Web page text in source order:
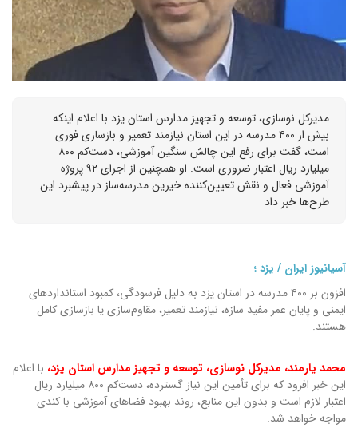
مدیرکل نوسازی، توسعه و تجهیز مدارس استان یزد با اعلام اینکه
بیش از ۴۰۰ مدرسه در این استان نیازمند تعمیر و بازسازی فوری
است، گفت برای رفع این چالش سنگین آموزشی، دست‌کم ۸۰۰
میلیارد ریال اعتبار ضروری است. او همچنین از اجرای ۹۲ پروژه
آموزشی فعال و نقش تعیین‌کننده خیرین مدرسه‌ساز در پیشبرد این
طرح‌ها خبر داد
آسیانیوز ایران / یزد ؛
افزون بر ۴۰۰ مدرسه در استان یزد به دلیل فرسودگی، کمبود استانداردهای
ایمنی و پایان عمر مفید سازه، نیازمند تعمیر، مقاوم‌سازی یا بازسازی کامل
هستند.
محمد یارمند، مدیرکل نوسازی، توسعه و تجهیز مدارس استان یزد، با اعلام
این خبر افزود که برای تأمین این نیاز گسترده، دست‌کم ۸۰۰ میلیارد ریال
اعتبار لازم است و بدون این منابع، روند بهبود فضاهای آموزشی با کندی
مواجه خواهد شد.